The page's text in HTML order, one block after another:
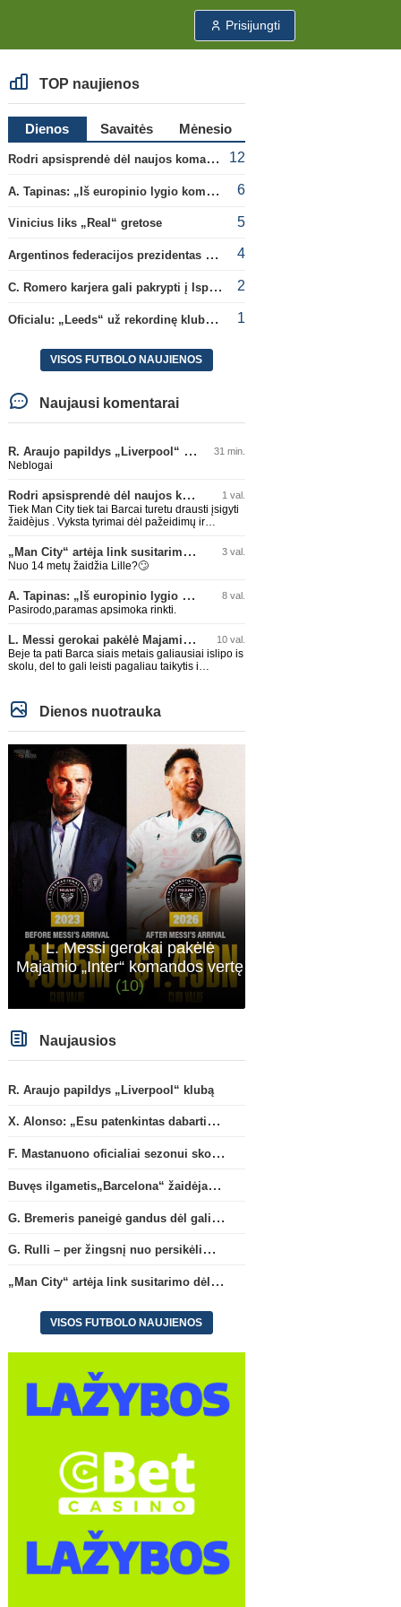
Prisijungti
TOP naujienos
Dienos Savaitės
Mėnesio
Rodri apsisprendė dėl naujos komandos
12
A. Tapinas: „Iš europinio lygio komandos gavom gerų pamokų“ 6
Vinicius liks „Real“ gretose 5
Argentinos federacijos prezidentas C. Tapia negailėjo pagyrų G. Infantino 4
C. Romero karjera gali pakrypti į Ispaniją 2
Oficialu: „Leeds“ už rekordinę klubui sumą įsigijo Anglijos rinktinės vartininką 1
VISOS FUTBOLO NAUJIENOS
Naujausi komentarai
R. Araujo papildys „Liverpool“ klubą 31 min.
Neblogai
Rodri apsisprendė dėl naujos komandos 1 val.
Tiek Man City tiek tai Barcai turetu drausti įsigyti
žaidèjus . Vyksta tyrimai dėl pažeidimų ir
leidžia daryti.
„Man City“ artėja link susitarimo dėl marokiečio A. Bouaddi persikėlimo 3 val.
Nuo 14 metų žaidžia Lille?🙄
A. Tapinas: „Iš europinio lygio komandos gavom gerų pamokų“ 8 val.
Pasirodo,paramas apsimoka rinkti.
L. Messi gerokai pakėlė Majamio „Inter“ komandos vertę 10 val.
Beje ta pati Barca siais metais galiausiai islipo is
skolu, del to gali leisti pagaliau taikytis i
Dienos nuotrauka
L. Messi gerokai pakėlė
Majamio „Inter“ komandos vertę
(10)
Naujausios
R. Araujo papildys „Liverpool“ klubą
X. Alonso: „Esu patenkintas dabartiniais „Chelsea“ ekipos vartininkais“
F. Mastanuono oficialiai sezonui skolinamas „Fiorentina“ ekipai
Buvęs ilgametis„Barcelona“ žaidėjas S. Roberto artėja link persikėlimo į MLS
G. Bremeris paneigė gandus dėl galimo išvykimo iš „Juventus“ klubo
G. Rulli – per žingsnį nuo persikėlimo į „Manchester City“ klubą
„Man City“ artėja link susitarimo dėl marokiečio A. Bouaddi persikėlimo
VISOS FUTBOLO NAUJIENOS